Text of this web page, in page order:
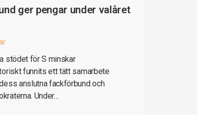
ger pengar under valåret
stödet för S minskar
funnits ett tätt samarbete
anslutna fackförbund och
Under…